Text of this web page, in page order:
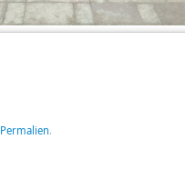
Permalien.